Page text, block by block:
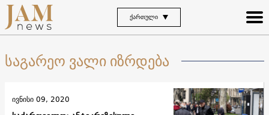
ᲥᲐᲠᲗᲣᲚᲘ
საგარეო ვალი იზრდება
ივნისი 09, 2020